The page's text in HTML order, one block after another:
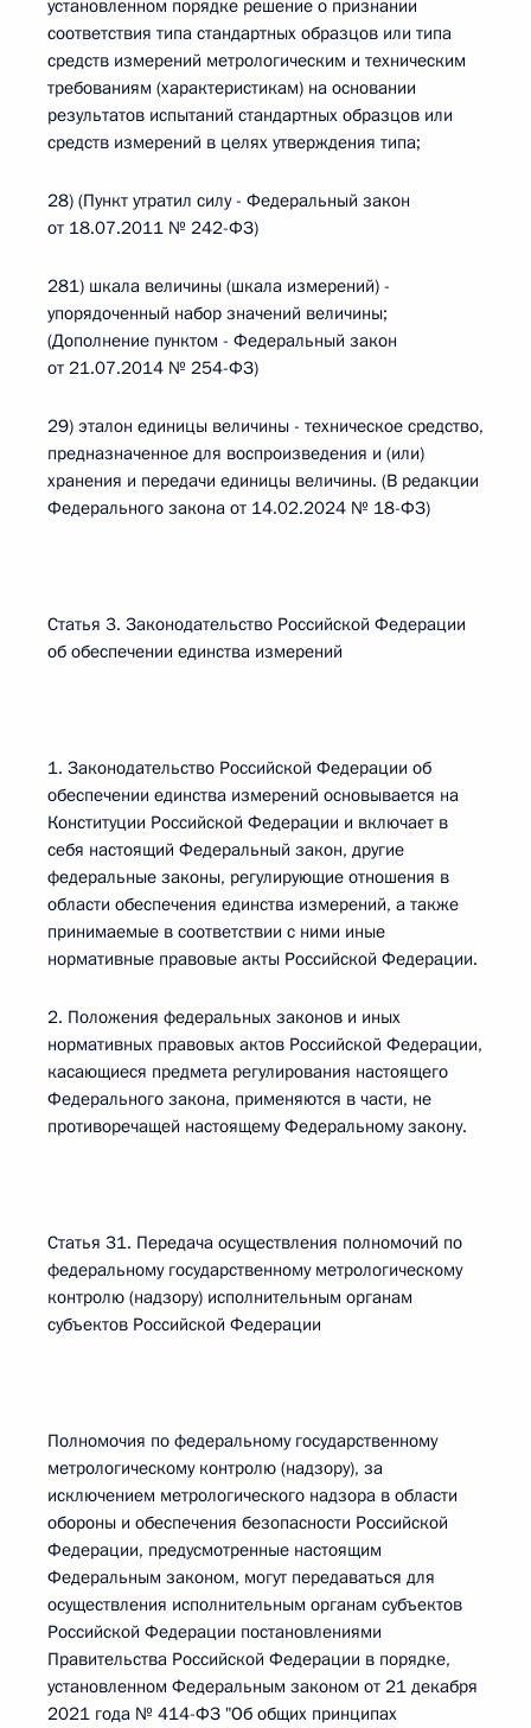
установленном порядке решение о признании
соответствия типа стандартных образцов или типа
средств измерений метрологическим и техническим
требованиям (характеристикам) на основании
результатов испытаний стандартных образцов или
средств измерений в целях утверждения типа;
28) (Пункт утратил силу - Федеральный закон
от 18.07.2011 № 242-ФЗ)
281) шкала величины (шкала измерений) -
упорядоченный набор значений величины;
(Дополнение пунктом - Федеральный закон
от 21.07.2014 № 254-ФЗ)
29) эталон единицы величины - техническое средство,
предназначенное для воспроизведения и (или)
хранения и передачи единицы величины. (В редакции
Федерального закона от 14.02.2024 № 18-ФЗ)
Статья 3. Законодательство Российской Федерации
об обеспечении единства измерений
1. Законодательство Российской Федерации об
обеспечении единства измерений основывается на
Конституции Российской Федерации и включает в
себя настоящий Федеральный закон, другие
федеральные законы, регулирующие отношения в
области обеспечения единства измерений, а также
принимаемые в соответствии с ними иные
нормативные правовые акты Российской Федерации.
2. Положения федеральных законов и иных
нормативных правовых актов Российской Федерации,
касающиеся предмета регулирования настоящего
Федерального закона, применяются в части, не
противоречащей настоящему Федеральному закону.
Статья 31. Передача осуществления полномочий по
федеральному государственному метрологическому
контролю (надзору) исполнительным органам
субъектов Российской Федерации
Полномочия по федеральному государственному
метрологическому контролю (надзору), за
исключением метрологического надзора в области
обороны и обеспечения безопасности Российской
Федерации, предусмотренные настоящим
Федеральным законом, могут передаваться для
осуществления исполнительным органам субъектов
Российской Федерации постановлениями
Правительства Российской Федерации в порядке,
установленном Федеральным законом от 21 декабря
2021 года № 414-ФЗ "Об общих принципах